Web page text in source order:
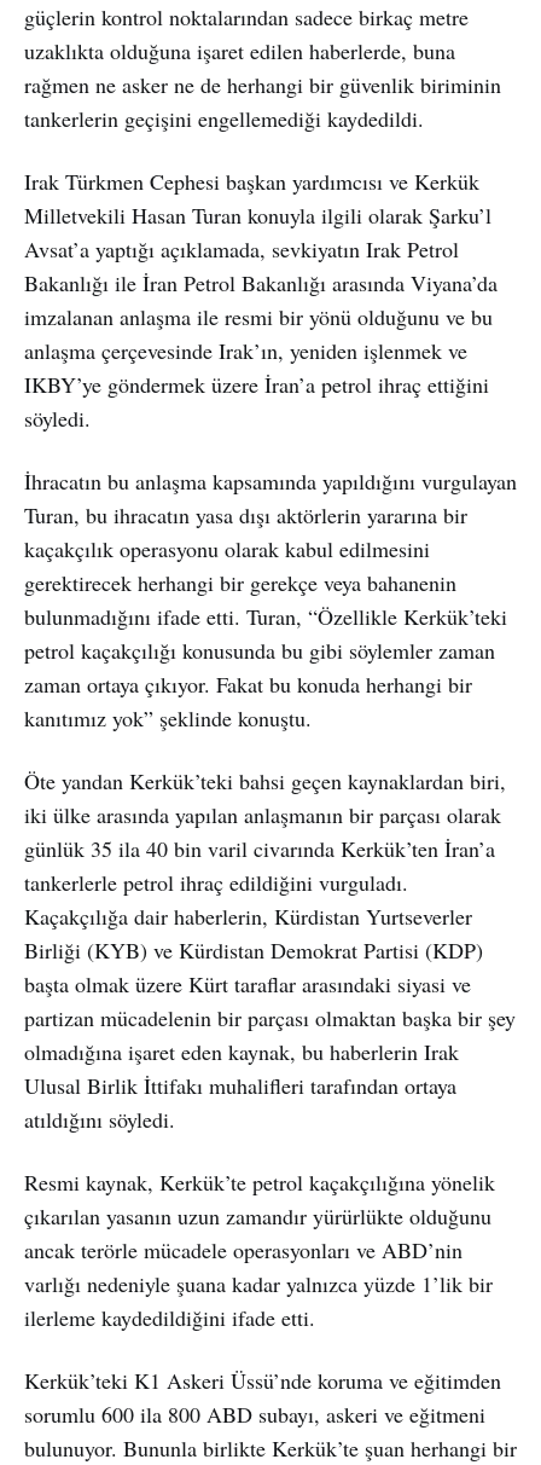
güçlerin kontrol noktalarından sadece birkaç metre
uzaklıkta olduğuna işaret edilen haberlerde, buna
rağmen ne asker ne de herhangi bir güvenlik biriminin
tankerlerin geçişini engellemediği kaydedildi.
Irak Türkmen Cephesi başkan yardımcısı ve Kerkük
Milletvekili Hasan Turan konuyla ilgili olarak Şarku’l
Avsat’a yaptığı açıklamada, sevkiyatın Irak Petrol
Bakanlığı ile İran Petrol Bakanlığı arasında Viyana’da
imzalanan anlaşma ile resmi bir yönü olduğunu ve bu
anlaşma çerçevesinde Irak’ın, yeniden işlenmek ve
IKBY’ye göndermek üzere İran’a petrol ihraç ettiğini
söyledi.
İhracatın bu anlaşma kapsamında yapıldığını vurgulayan
Turan, bu ihracatın yasa dışı aktörlerin yararına bir
kaçakçılık operasyonu olarak kabul edilmesini
gerektirecek herhangi bir gerekçe veya bahanenin
bulunmadığını ifade etti. Turan, “Özellikle Kerkük’teki
petrol kaçakçılığı konusunda bu gibi söylemler zaman
zaman ortaya çıkıyor. Fakat bu konuda herhangi bir
kanıtımız yok” şeklinde konuştu.
Öte yandan Kerkük’teki bahsi geçen kaynaklardan biri,
iki ülke arasında yapılan anlaşmanın bir parçası olarak
günlük 35 ila 40 bin varil civarında Kerkük’ten İran’a
tankerlerle petrol ihraç edildiğini vurguladı.
Kaçakçılığa dair haberlerin, Kürdistan Yurtseverler
Birliği (KYB) ve Kürdistan Demokrat Partisi (KDP)
başta olmak üzere Kürt taraflar arasındaki siyasi ve
partizan mücadelenin bir parçası olmaktan başka bir şey
olmadığına işaret eden kaynak, bu haberlerin Irak
Ulusal Birlik İttifakı muhalifleri tarafından ortaya
atıldığını söyledi.
Resmi kaynak, Kerkük’te petrol kaçakçılığına yönelik
çıkarılan yasanın uzun zamandır yürürlükte olduğunu
ancak terörle mücadele operasyonları ve ABD’nin
varlığı nedeniyle şuana kadar yalnızca yüzde 1’lik bir
ilerleme kaydedildiğini ifade etti.
Kerkük’teki K1 Askeri Üssü’nde koruma ve eğitimden
sorumlu 600 ila 800 ABD subayı, askeri ve eğitmeni
bulunuyor. Bununla birlikte Kerkük’te şuan herhangi bir